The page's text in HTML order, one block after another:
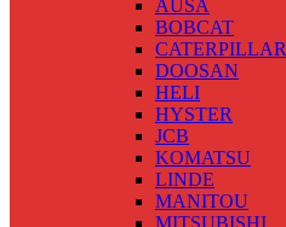
AUSA
BOBCAT
CATERPILLAR
DOOSAN
HELI
HYSTER
JCB
KOMATSU
LINDE
MANITOU
MITSUBISHI